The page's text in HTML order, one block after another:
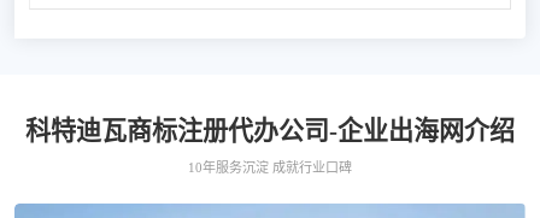
科特迪瓦商标注册代办公司-企业出海网介绍
10年服务沉淀 成就行业口碑